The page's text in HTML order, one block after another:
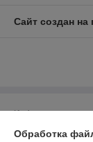
Сайт создан
Информация для
Юридическое лицо:
Обработка